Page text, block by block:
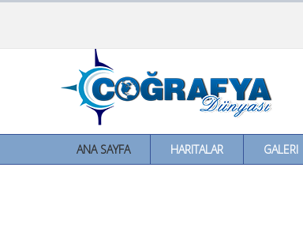
ANA SAYFA HARITALAR GALERI